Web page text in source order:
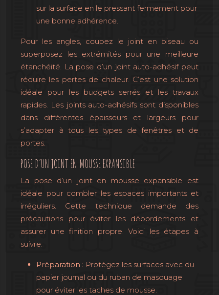
sur la surface en le pressant fermement pour
une bonne adhérence.
Pour les angles, coupez le joint en biseau ou
superposez les extrémités pour une meilleure
étanchéité. La pose d’un joint auto-adhésif peut
réduire les pertes de chaleur. C’est une solution
idéale pour les budgets serrés et les travaux
rapides. Les joints auto-adhésifs sont disponibles
dans différentes épaisseurs et largeurs pour
s’adapter à tous les types de fenêtres et de
portes.
POSE D’UN JOINT EN MOUSSE EXPANSIBLE
La pose d’un joint en mousse expansible est
idéale pour combler les espaces importants et
irréguliers. Cette technique demande des
précautions pour éviter les débordements et
assurer une finition propre. Voici les étapes à
suivre.
Préparation : Protégez les surfaces avec du
papier journal ou du ruban de masquage
pour éviter les taches de mousse.